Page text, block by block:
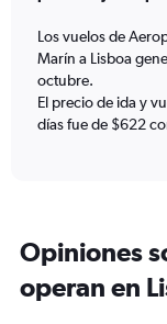
1
Y
axis
displaying
values.
Los vuelos de
Marín a Lisboa
octubre.
El precio de ida y
días fue de $622
Opiniones
operan en